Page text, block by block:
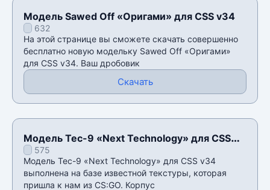
Модель Sawed Off «Оригами» для CSS v34
632
На этой странице вы сможете скачать совершенно
бесплатно новую модельку Sawed Off «Оригами»
для CSS v34. Ваш дробовик
Скачать
Модель Tec-9 «Next Technology» для CSS
v34575
Модель Tec-9 «Next Technology» для CSS v34
выполнена на базе известной текстуры, которая
пришла к нам из CS:GO. Корпус